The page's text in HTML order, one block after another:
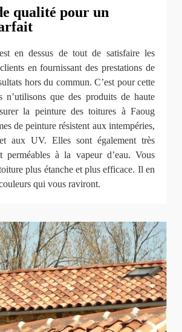
qualité pour un
en dessus de tout de satisfaire les
en fournissant des prestations de
hors du commun. C’est pour cette
n’utilisons que des produits de haute
la peinture des toitures à Faoug
de peinture résistent aux intempéries,
aux UV. Elles sont également très
perméables à la vapeur d’eau. Vous
plus étanche et plus efficace. Il en
qui vous raviront.